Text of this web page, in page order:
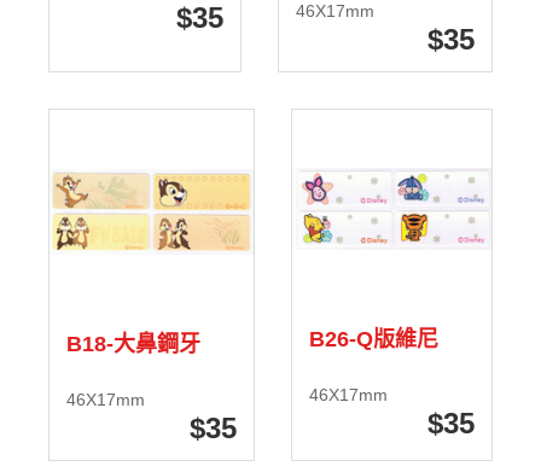
35 46X17mm
35
B18-大鼻鋼牙
46X17mm
35
B26-Q版維尼
46X17mm
35